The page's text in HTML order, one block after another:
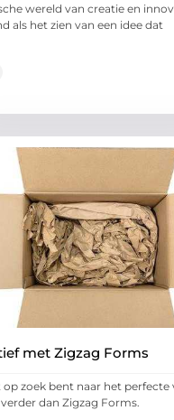
wereld van creatie en
als het zien van een idee dat
met Zigzag Forms
op zoek bent naar het perfecte
dan Zigzag Forms.